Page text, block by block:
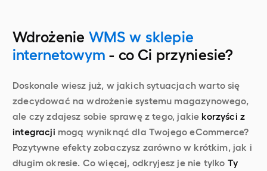
Wdrożenie WMS w sklepie
internetowym - co Ci przyniesie?
Doskonale wiesz już, w jakich sytuacjach warto się
zdecydować na wdrożenie systemu magazynowego,
ale czy zdajesz sobie sprawę z tego, jakie korzyści z
integracji mogą wyniknąć dla Twojego eCommerce?
Pozytywne efekty zobaczysz zarówno w krótkim, jak i
długim okresie. Co więcej, odkryjesz je nie tylko Ty